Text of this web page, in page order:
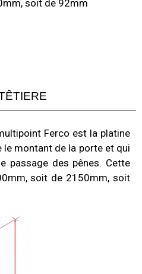
soit de 92mm
Ferco est la platine
le montant de la porte et qui
passage des pênes. Cette
soit de 2150mm, soit